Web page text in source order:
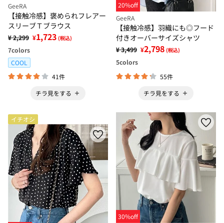
GeeRA
【接触冷感】褒められフレアー
スリーブＴブラウス
¥ 2,299 ¥1,723 (税込)
7colors
COOL
41件
チラ見をする
20%off
GeeRA
【接触冷感】羽織にも◎フード
付きオーバーサイズシャツ
¥ 3,499 ¥2,798 (税込)
5colors
55件
チラ見をする
イチオシ
30%off